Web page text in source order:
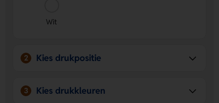
nemen en prettig in gebruik.
Wit
2 Kies drukpositie
3 Kies drukkleuren